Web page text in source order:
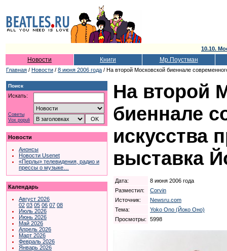
10.10.
Новости Книги Мр.Поустман
Главная / Новости / 8 июня 2006 года / На второй Московской биеннале
Поиск
Искать:
Советы
Vox populi
Новости
Анонсы
Новости Usenet
«Перлы» телевидения, радио и
прессы о музыке…
Календарь
Август 2026
02 03 05 06 07 08
Июль 2026
Июнь 2026
Май 2026
Апрель 2026
Март 2026
Февраль 2026
Январь 2026
На второй
биеннале
искусства
выставка
Дата:
8 июня 2006 года
Разместил:
Corvin
Источник:
Newsru.com
Тема:
Yoko Ono (Йоко Оно)
Просмотры:
5998